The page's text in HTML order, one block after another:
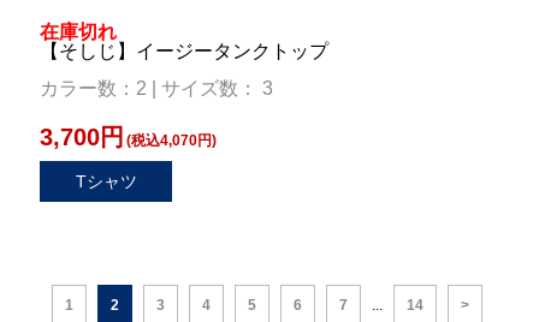
在庫切れ
【そしじ】イージータンクトップ
カラー数：2 | サイズ数： 3
3,700円 (税込4,070円)
Tシャツ
1 2 3 4 5 6 7 ... 14 >